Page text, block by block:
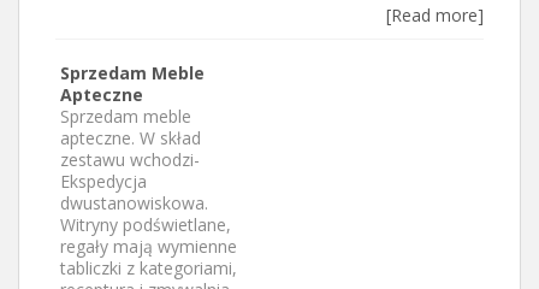
[Read more]
Sprzedam Meble
Apteczne
Sprzedam meble
apteczne. W skład
zestawu wchodzi-
Ekspedycja
dwustanowiskowa.
Witryny podświetlane,
regały mają wymienne
tabliczki z kategoriami,